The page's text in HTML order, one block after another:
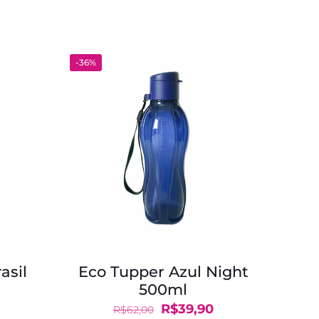
-36%
Eco Tupper Azul Night
500ml
R$62,00
O
R$39,90O